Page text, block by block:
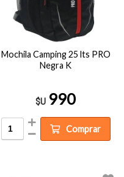
Mochila Camping 25 lts PRO
Negra K
$U 990
Comprar